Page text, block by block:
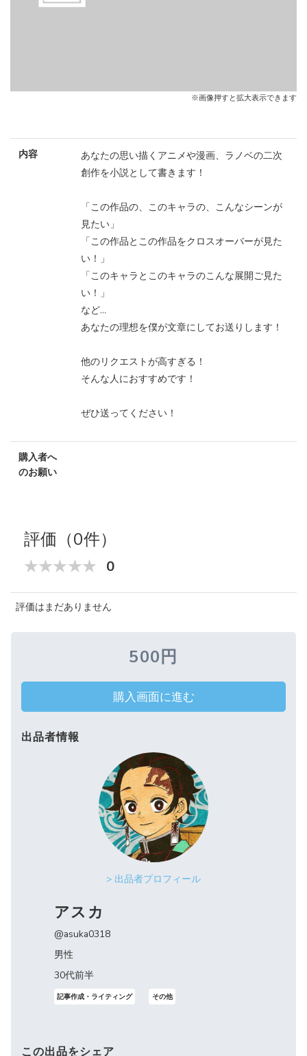
※画像押すと拡大表示できます
内容
あなたの思い描くアニメや漫画、ラノベの二次
創作を小説として書きます！
「この作品の、このキャラの、こんなシーンが
見たい」
「この作品とこの作品をクロスオーバーが見た
い！」
「このキャラとこのキャラのこんな展開ご見た
い！」
など…
あなたの理想を僕が文章にしてお送りします！
他のリクエストが高すぎる！
そんな人におすすめです！
ぜひ送ってください！
購入者へ
のお願い
評価（0件）
0
評価はまだありません
500円
購入画面に進む
出品者情報
> 出品者プロフィール
アスカ
@asuka0318
男性
30代前半
記事作成・ライティング その他
この出品をシェア